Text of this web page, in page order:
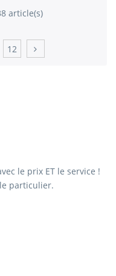
article(s)
12
le prix ET le service !
particulier.